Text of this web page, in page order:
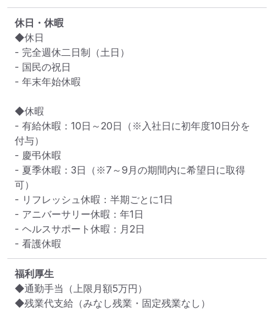
休日・休暇
◆休日
- 完全週休二日制（土日）
- 国民の祝日
- 年末年始休暇
◆休暇
- 有給休暇：10日～20日（※入社日に初年度10日分を
付与）
- 慶弔休暇
- 夏季休暇：3日（※7～9月の期間内に希望日に取得
可）
- リフレッシュ休暇：半期ごとに1日
- アニバーサリー休暇：年1日
- ヘルスサポート休暇：月2日
- 看護休暇
福利厚生
◆通勤手当（上限月額5万円）
◆残業代支給（みなし残業・固定残業なし）